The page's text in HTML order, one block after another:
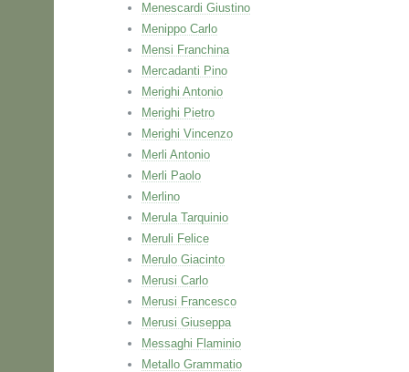
Menescardi Giustino
Menippo Carlo
Mensi Franchina
Mercadanti Pino
Merighi Antonio
Merighi Pietro
Merighi Vincenzo
Merli Antonio
Merli Paolo
Merlino
Merula Tarquinio
Meruli Felice
Merulo Giacinto
Merusi Carlo
Merusi Francesco
Merusi Giuseppa
Messaghi Flaminio
Metallo Grammatio